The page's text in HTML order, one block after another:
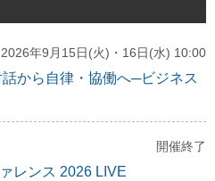
2026年9月15日(火)・16日(水) 10:00
から自律・協働へ─ビジネス
開催終了
レンス 2026 LIVE